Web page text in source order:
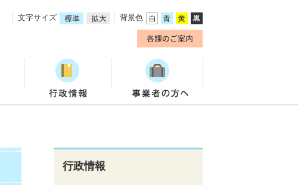
文字サイズ 背景色
行政情報